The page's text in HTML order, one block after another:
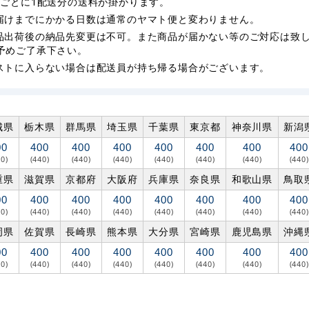
までにかかる日数は通常のヤマト便と変わりません。
荷後の納品先変更は不可。また商品が届かない等のご対応は致
めご了承下さい。
に入らない場合は配送員が持ち帰る場合がございます。
県 栃木県 群馬県 埼玉県 千葉県 東京都 神奈川県 新潟
400
(440)
400
(440)
400
(440)
400
(440)
400
(440)
400
(440)
400
(440)
県 滋賀県 京都府 大阪府 兵庫県 奈良県 和歌山県 鳥取
400
(440)
400
(440)
400
(440)
400
(440)
400
(440)
400
(440)
400
(440)
県 佐賀県 長崎県 熊本県 大分県 宮崎県 鹿児島県 沖縄
400
(440)
400
(440)
400
(440)
400
(440)
400
(440)
400
(440)
400
(440)